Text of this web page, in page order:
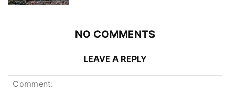
NO COMMENTS
LEAVE A REPLY